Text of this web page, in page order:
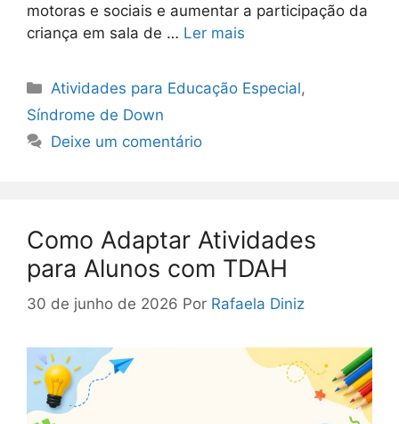
motoras e sociais e aumentar a participação da
criança em sala de … Ler mais
Categorias
Atividades para Educação Especial,
Síndrome de Down
Deixe um comentário
Como Adaptar Atividades
para Alunos com TDAH
30 de junho de 2026 Por Rafaela Diniz